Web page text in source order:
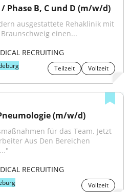
Phase B, C und D (m/w/d)
ausgestattete Rehaklinik mit
einen...
RECRUITING
Teilzeit Vollzeit
(m/w/d)
für das Team. Jetzt
Aus Den Bereichen
RECRUITING
Vollzeit